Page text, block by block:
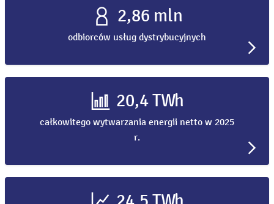
2,86 mln
odbiorców usług dystrybucyjnych
20,4 TWh
całkowitego wytwarzania energii netto w 2025
r.